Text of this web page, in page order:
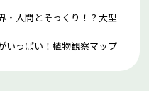
・人間とそっくり！？大型
いっぱい！植物観察マップ